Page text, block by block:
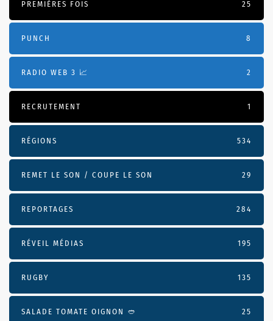
PREMIÈRES FOIS 25
PUNCH 8
RADIO WEB 3 📈 2
RECRUTEMENT 1
RÉGIONS 534
REMET LE SON / COUPE LE SON 29
REPORTAGES 284
RÉVEIL MÉDIAS 195
RUGBY 135
SALADE TOMATE OIGNON 🥙 25